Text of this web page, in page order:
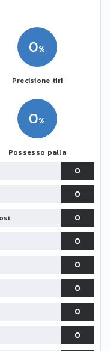
0
Possesso palla
0
Precisione tiri
0
0
0
0
0
0
0
0